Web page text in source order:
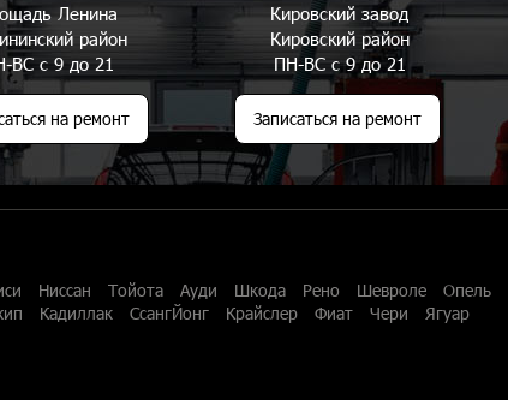
Ленина
район
ВС с 9 до 21
на ремонт
Кировский завод
Кировский район
ПН-ВС с 9 до 21
Записаться на ремонт
Ниссан Тойота Ауди Шкода Рено Шевроле Опель
Кадиллак СсангЙонг Крайслер Фиат Чери Ягуар